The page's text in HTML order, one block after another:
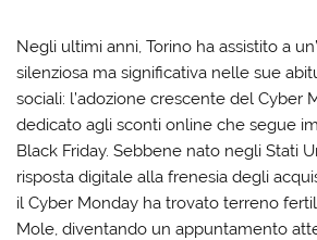
Negli ultimi anni, Torino ha assistito a
silenziosa ma significativa nelle sue
sociali: l’adozione crescente del Cyber
dedicato agli sconti online che segue
Black Friday. Sebbene nato negli Stati
risposta digitale alla frenesia degli
il Cyber Monday ha trovato terreno
Mole, diventando un appuntamento